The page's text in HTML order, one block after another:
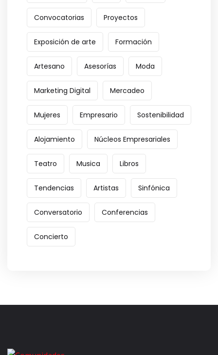
Convocatorias Proyectos
Exposición de arte Formación
Artesano Asesorías Moda
Marketing Digital Mercadeo
Mujeres Empresario Sostenibilidad
Alojamiento Núcleos Empresariales
Teatro Musica Libros
Tendencias Artistas Sinfónica
Conversatorio Conferencias
Concierto